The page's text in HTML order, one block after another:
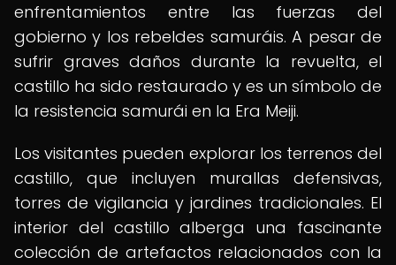
enfrentamientos entre las fuerzas del
gobierno y los rebeldes samuráis. A pesar de
sufrir graves daños durante la revuelta, el
castillo ha sido restaurado y es un símbolo de
la resistencia samurái en la Era Meiji.
Los visitantes pueden explorar los terrenos del
castillo, que incluyen murallas defensivas,
torres de vigilancia y jardines tradicionales. El
interior del castillo alberga una fascinante
colección de artefactos relacionados con la